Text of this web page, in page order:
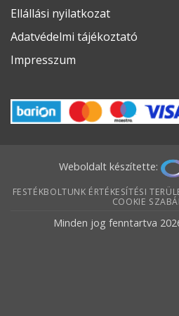
Ellállási nyilatkozat
Adatvédelmi tájékoztató
Impresszum
Weboldalt készítette:
FESTÉKBOLTUNK ÉRTÉKESÍTÉSI
COOKIE
Minden jog fenntartva